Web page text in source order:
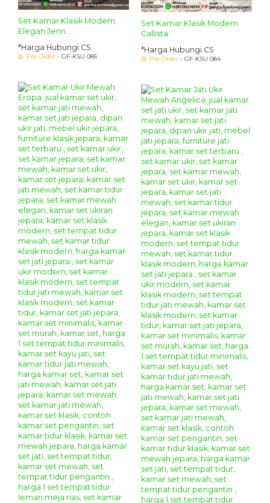
Set Kamar Klasik Modern
Elegan Jenn....
*Harga Hubungi CS
Pre Order - GF-KSU 085
Set Kamar Klasik Modern
Callista
*Harga Hubungi CS
Pre Order - GF-KSU 084